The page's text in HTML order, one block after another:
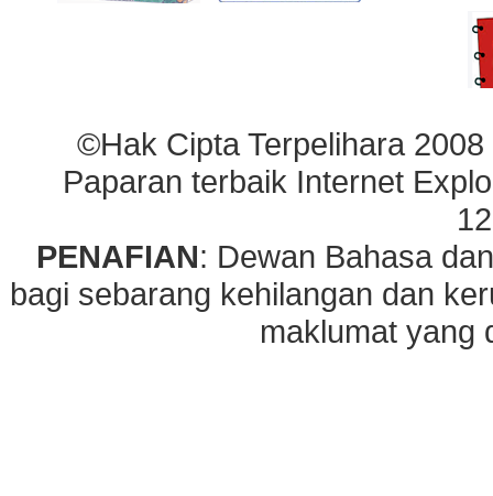
©Hak Cipta Terpelihara
Paparan terbaik Internet
PENAFIAN: Dewan Bahasa
bagi sebarang kehilangan dan
maklumat yang